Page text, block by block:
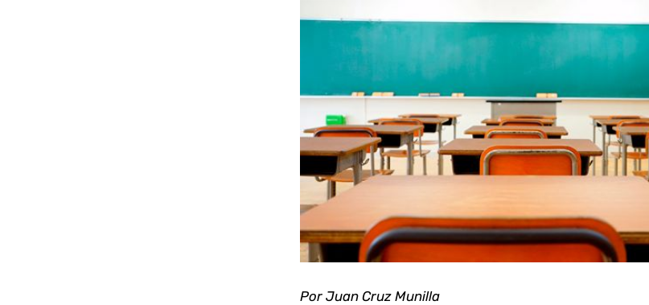
imagen
Por Juan Cruz Munilla